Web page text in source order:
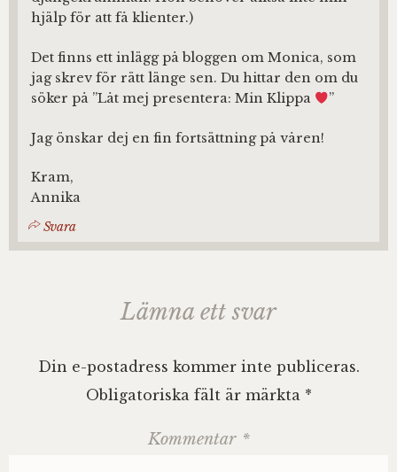
hjälp för att få klienter.)
Det finns ett inlägg på bloggen om Monica, som
jag skrev för rätt länge sen. Du hittar den om du
söker på ”Låt mej presentera: Min Klippa
”
Jag önskar dej en fin fortsättning på våren!
Kram,
Annika
Svara
Lämna ett svar
Din e-postadress kommer inte publiceras.
Obligatoriska fält är märkta *
Kommentar *